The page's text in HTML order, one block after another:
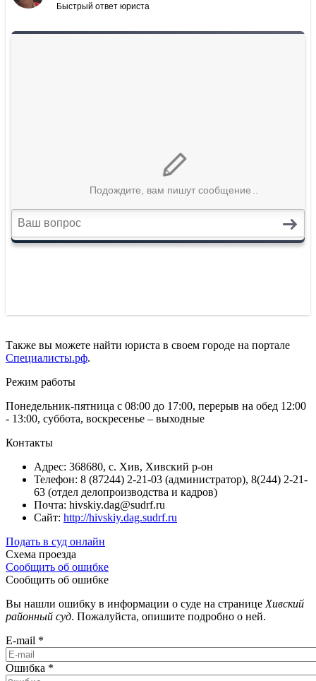
Также вы можете найти юриста в своем городе на портале
Специалисты.рф.
Режим работы
Понедельник-пятница с 08:00 до 17:00, перерыв на обед 12:00
- 13:00, суббота, воскресенье – выходные
Контакты
Адрес: 368680, с. Хив, Хивский р-он
Телефон: 8 (87244) 2-21-03 (администратор), 8(244) 2-21-
63 (отдел делопроизводства и кадров)
Почта: hivskiy.dag@sudrf.ru
Сайт: http://hivskiy.dag.sudrf.ru
Подать в суд онлайн
Схема проезда
Сообщить об ошибке
Сообщить об ошибке
Вы нашли ошибку в информации о суде на странице Хивский
районный суд. Пожалуйста, опишите подробно о ней.
E-mail *
Ошибка *